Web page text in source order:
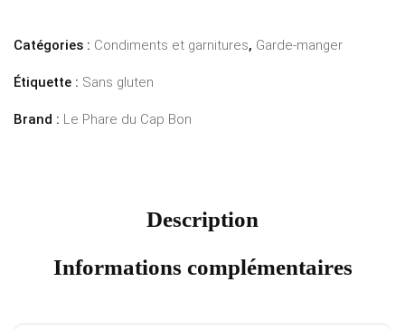
Catégories : Condiments et garnitures, Garde-manger
Étiquette : Sans gluten
Brand : Le Phare du Cap Bon
Description
Informations complémentaires